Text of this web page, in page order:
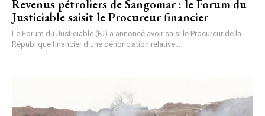
Revenus pétroliers de Sangomar : le Forum du
Justiciable saisit le Procureur financier
Le Forum du Justiciable (FJ) a annoncé avoir saisi le Procureur de la
République financier d'une dénonciation relative...